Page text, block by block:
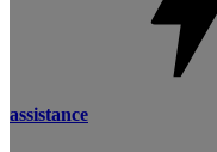
assistance